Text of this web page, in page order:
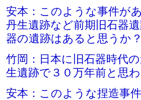
安本：このような事件が
丹生遺跡など前期旧石器
器の遺跡はあると思うか
竹岡：日本に旧石器時代
生遺跡で３０万年前と思
安本：このような捏造事